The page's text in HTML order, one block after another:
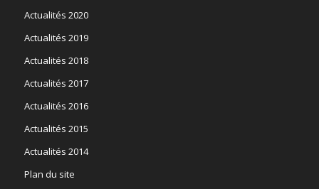
Actualités 2020
Actualités 2019
Actualités 2018
Actualités 2017
Actualités 2016
Actualités 2015
Actualités 2014
Plan du site